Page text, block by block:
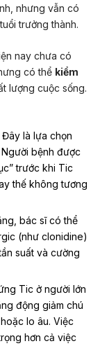
nhưng vẫn có
trưởng thành.
nay chưa có
có thể kiểm
lượng cuộc sống.
Đây là lựa chọn
bệnh được
trước khi Tic
thế không tương
bác sĩ có thể
(như clonidine)
suất và cường
Tic ở người lớn
động giảm chú
lo âu. Việc
hơn cả việc